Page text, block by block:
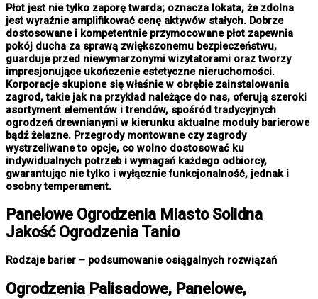
Płot jest nie tylko zaporę twarda; oznacza lokata, że zdolna
jest wyraźnie amplifikować cenę aktywów stałych. Dobrze
dostosowane i kompetentnie przymocowane płot zapewnia
pokój ducha za sprawą zwiększonemu bezpieczeństwu,
guarduje przed niewymarzonymi wizytatorami oraz tworzy
impresjonujące ukończenie estetyczne nieruchomości.
Korporacje skupione się właśnie w obrębie zainstalowania
zagrod, takie jak na przykład należące do nas, oferują szeroki
asortyment elementów i trendów, spośród tradycyjnych
ogrodzeń drewnianymi w kierunku aktualne moduły barierowe
bądź żelazne. Przegrody montowane czy zagrody
wystrzeliwane to opcje, co wolno dostosować ku
indywidualnych potrzeb i wymagań każdego odbiorcy,
gwarantując nie tylko i wyłącznie funkcjonalność, jednak i
osobny temperament.
Panelowe Ogrodzenia MiastoSolidna
Jakość Ogrodzenia Tanio
Rodzaje barier – podsumowanie osiągalnych rozwiązań
Ogrodzenia Palisadowe, Panelowe,